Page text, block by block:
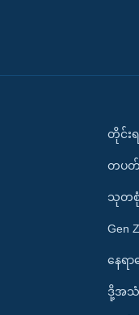
တိုင်း
တပတ်
သုတ
Gen Z
နေရာ
ဒို့အသံ